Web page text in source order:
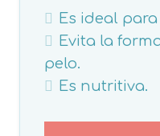
Es ideal
Evita la
pelo.
Es nutritiva.